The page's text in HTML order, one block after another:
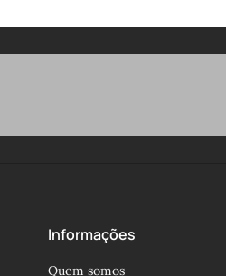
Informações
Quem somos